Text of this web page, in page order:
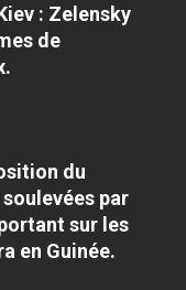
: Zelensky
de
du
par
sur les
en Guinée.